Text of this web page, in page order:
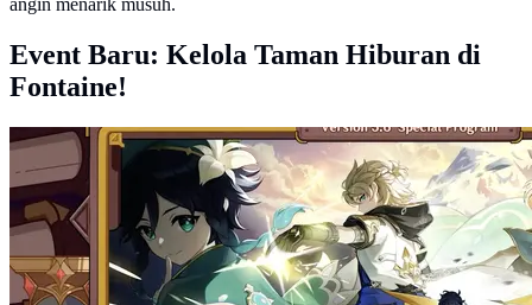
angin menarik musuh.
Event Baru: Kelola Taman Hiburan di
Fontaine!